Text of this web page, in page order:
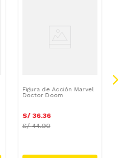
Figura de Acción Marvel
Doctor Doom
S/ 36.36
S/44.90